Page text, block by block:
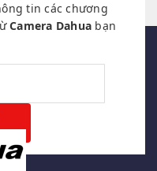
tin các chương
Camera Dahua bạn